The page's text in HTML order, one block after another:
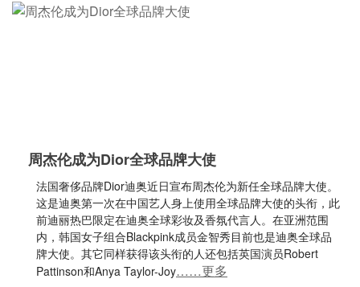
周杰伦成为Dior全球品牌大使
法国奢侈品牌Dior迪奥近日宣布周杰伦为新任全球品牌大使。
这是迪奥第一次在中国艺人身上使用全球品牌大使的头衔，此
前迪丽热巴限定在迪奥全球彩妆及香氛代言人。在亚洲范围
内，韩国女子组合Blackpink成员金智秀目前也是迪奥全球品
牌大使。其它同样获得该头衔的人还包括英国演员Robert
Pattinson和Anya Taylor-Joy……更多